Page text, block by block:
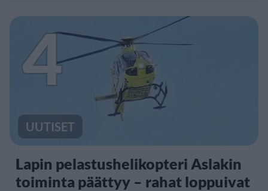
4
UUTISET
Lapin pelastushelikopteri Aslakin
toiminta päättyy – rahat loppuivat